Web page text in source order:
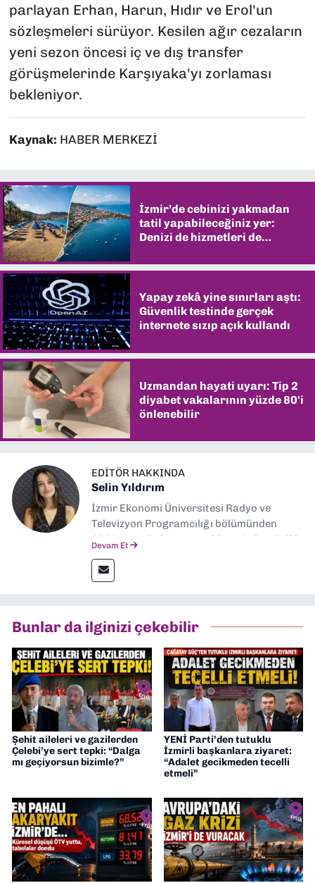
parlayan Erhan, Harun, Hıdır ve Erol'un
sözleşmeleri sürüyor. Kesilen ağır cezaların
yeni sezon öncesi iç ve dış transfer
görüşmelerinde Karşıyaka'yı zorlaması
bekleniyor.
Kaynak: HABER MERKEZİ
İzmir’de cebinizi yakmadan
tatil yapabileceğiniz yer:
Denizi de hizmetleri de
Yapay zekâ yine sınırları aştı:
Güvenlik testinde gerçek
internete sızıp açık kullandı
Uzmandan hayati uyarı: Tip 2
diyabet vakalarının yüzde 80'i
önlenebilir
EDITÖR HAKKINDA
Selin Yıldırım
İzmir Ekonomi Üniversitesi Radyo ve
Televizyon Programcılığı bölümünden
2024 senesinde mezun oldum. Dokuz Eylül
editörlük görevini de üstleniyorum.
Devam Et
Bunlar da ilginizi çekebilir
Şehit aileleri ve gazilerden
Çelebi’ye sert tepki: “Dalga
mı geçiyorsun bizimle?”
YENİ Parti’den tutuklu
İzmirli başkanlara ziyaret:
“Adalet gecikmeden tecelli
etmeli”